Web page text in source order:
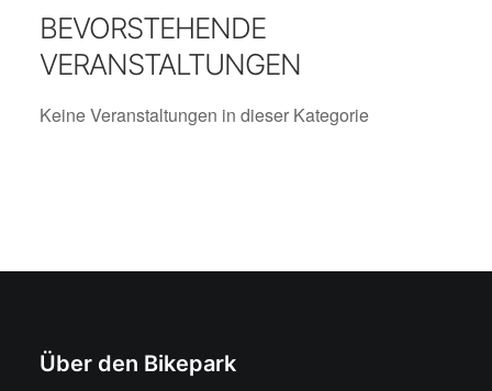
BEVORSTEHENDE
VERANSTALTUNGEN
Keine Veranstaltungen in dieser Kategorie
Über den Bikepark